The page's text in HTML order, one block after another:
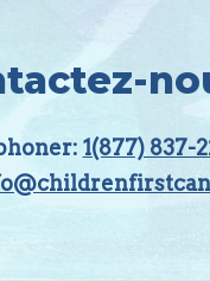
1(877) 837-